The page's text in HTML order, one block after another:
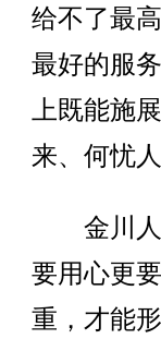
给不了最
最好的服
上既能施
来、何忧
金川人
要用心更
重，才能